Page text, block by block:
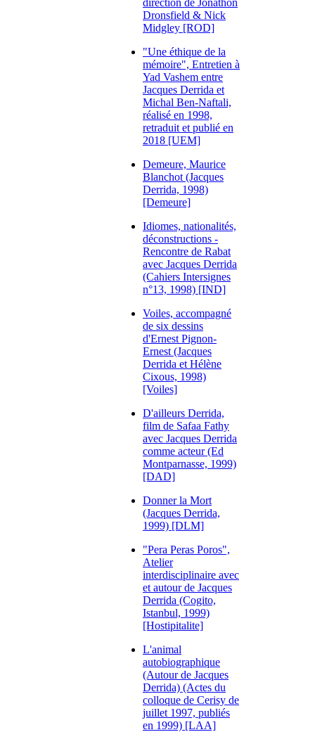
direction de Jonathon
Dronsfield & Nick
Midgley [ROD]
"Une éthique de la
mémoire", Entretien à
Yad Vashem entre
Jacques Derrida et
Michal Ben-Naftali,
réalisé en 1998,
retraduit et publié en
2018 [UEM]
Demeure, Maurice
Blanchot (Jacques
Derrida, 1998)
[Demeure]
Idiomes, nationalités,
déconstructions -
Rencontre de Rabat
avec Jacques Derrida
(Cahiers Intersignes
n°13, 1998) [IND]
Voiles, accompagné
de six dessins
d'Ernest Pignon-
Ernest (Jacques
Derrida et Hélène
Cixous, 1998)
[Voiles]
D'ailleurs Derrida,
film de Safaa Fathy
avec Jacques Derrida
comme acteur (Ed
Montparnasse, 1999)
[DAD]
Donner la Mort
(Jacques Derrida,
1999) [DLM]
"Pera Peras Poros",
Atelier
interdisciplinaire avec
et autour de Jacques
Derrida (Cogito,
Istanbul, 1999)
[Hostipitalite]
L'animal
autobiographique
(Autour de Jacques
Derrida) (Actes du
colloque de Cerisy de
juillet 1997, publiés
en 1999) [LAA]